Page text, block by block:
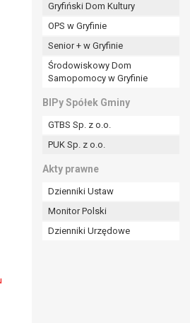
Gryfiński Dom Kultury
OPS w Gryfinie
Senior + w Gryfinie
Środowiskowy Dom
Samopomocy w Gryfinie
BIPy Spółek Gminy
GTBS Sp. z o.o.
PUK Sp. z o.o.
Akty prawne
Dzienniki Ustaw
Monitor Polski
Dzienniki Urzędowe
chyba że wykaże
podstaw do
Pani/Panu
jej cofnięciem.